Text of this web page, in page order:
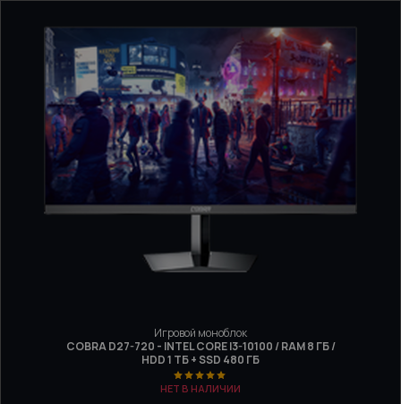
Игровой моноблок
COBRA D27-720 - INTEL CORE I3-10100 / RAM 8 ГБ /
HDD 1 ТБ + SSD 480 ГБ
НЕТ В НАЛИЧИИ